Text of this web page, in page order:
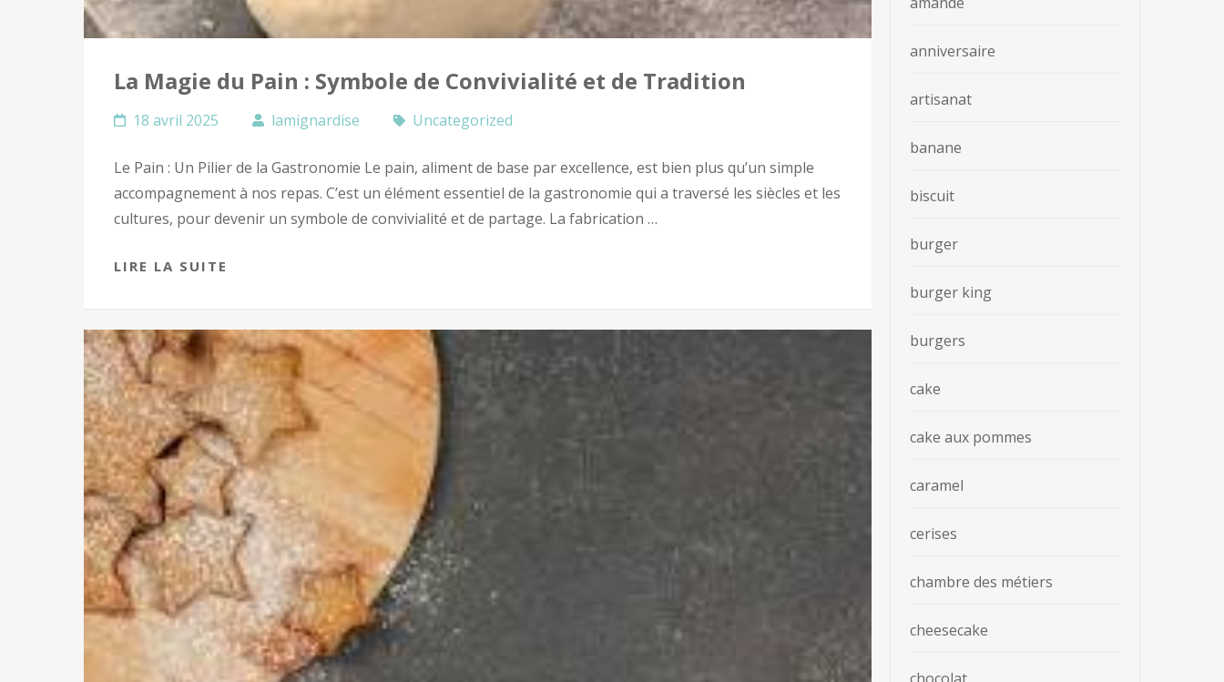
La Magie du Pain : Symbole de Convivialité et de Tradition
18 avril 2025 lamignardise Uncategorized
Le Pain : Un Pilier de la Gastronomie Le pain, aliment de base par excellence, est bien plus qu’un simple
accompagnement à nos repas. C’est un élément essentiel de la gastronomie qui a traversé les siècles et les
cultures, pour devenir un symbole de convivialité et de partage. La fabrication …
LIRE LA SUITE
anniversaire
artisanat
banane
biscuit
burger
burger king
burgers
cake
cake aux pommes
caramel
cerises
chambre des métiers
cheesecake